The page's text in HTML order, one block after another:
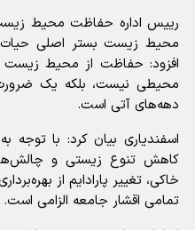
رییس اداره حفاظت محیط زیست
محیط زیست بستر اصلی حیات
افزود: حفاظت از محیط زیست
محیطی نیست، بلکه یک
دهه‌های آتی است.
اسفندیاری بیان کرد: با توجه
کاهش تنوع زیستی و
خاکی، تغییر پارادایم از
تمامی اقشار جامعه الزامی است.